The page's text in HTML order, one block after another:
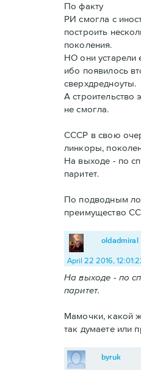
По факту
РИ смогла с
построить
поколения.
НО они устарели
ибо появилось
сверхдредноуты.
А строительство
не смогла.
СССР в свою
линкоры,
На выходе - по
паритет.
По подводным
преимущество
oldadmiral
April 22 2016,
На выходе - по
паритет.
Мамочки, какой
так думаете или
byruk